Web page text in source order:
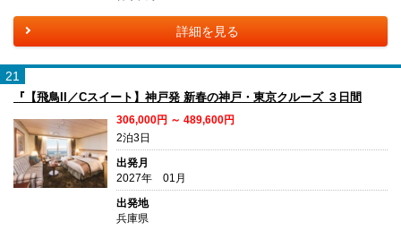
詳細を見る
21
『【飛鳥II／Cスイート】神戸発 新春の神戸・東京クルーズ ３日間
306,000円 ～ 489,600円
2泊3日
出発月
2027年 01月
出発地
兵庫県